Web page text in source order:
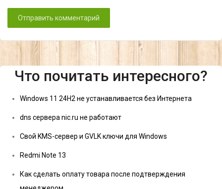
Что почитать интересного?
Windows 11 24H2 не устанавливается без Интернета
dns сервера nic.ru не работают
Свой KMS-сервер и GVLK ключи для Windows
Redmi Note 13
Как сделать оплату товара после подтверждения